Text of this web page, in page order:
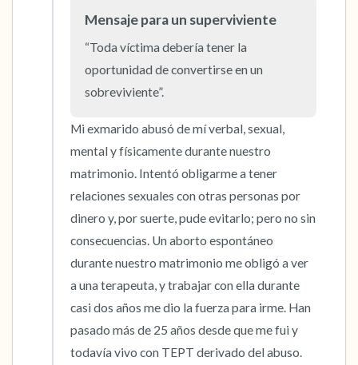
Mensaje para un superviviente
“Toda víctima debería tener la
oportunidad de convertirse en un
sobreviviente”.
Mi exmarido abusó de mí verbal, sexual,
mental y físicamente durante nuestro
matrimonio. Intentó obligarme a tener
relaciones sexuales con otras personas por
dinero y, por suerte, pude evitarlo; pero no sin
consecuencias. Un aborto espontáneo
durante nuestro matrimonio me obligó a ver
a una terapeuta, y trabajar con ella durante
casi dos años me dio la fuerza para irme. Han
pasado más de 25 años desde que me fui y
todavía vivo con TEPT derivado del abuso.
dentro de la habitación y por la ventana)
4 – cosas que puedes sentir (¿qué hay frente
a ti que puedas tocar?)
3 – cosas que puedes oír
2 – cosas que puedes oler
1 – cosa que te gusta de ti mismo.
Respira hondo para terminar.